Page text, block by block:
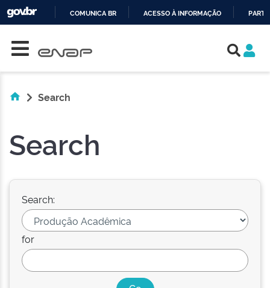
COMUNICA BR ACESSO À INFORMAÇÃO
Search
Search
Search:
for